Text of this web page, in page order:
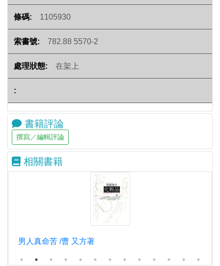
1105930
782.88 5570-2
在架上
書籍評論
相關書籍
男人真命苦 /曹 又方著